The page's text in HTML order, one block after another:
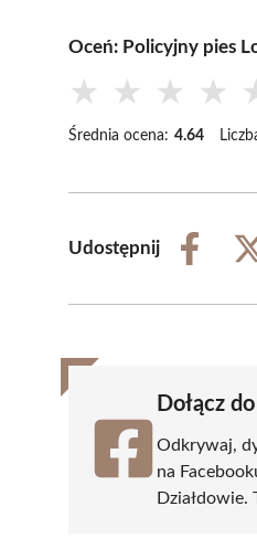
Oceń: Policyjny pies
★ ★ ★ ★
Średnia ocena: 4.64
Udostępnij
Share
Dołącz
Odkrywaj,
na
Działdowie.